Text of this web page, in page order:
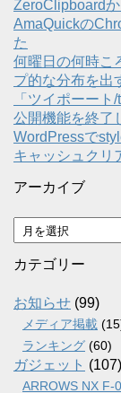
ZeroClipboard
AmaQuickの
た
何曜日の何時こ
プ的な分布を出
「ツイポーー
公開機能を終了
WordPressで
キャッシュクリ
アーカイブ
ア
ー
カ
ブ
カテゴリー
お知らせ (99)
メディア掲載
ランキング (60)
ガジェット (107)
ARROWS NX F-